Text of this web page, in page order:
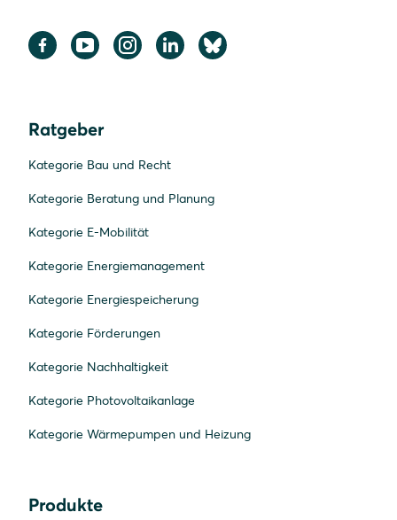
Ratgeber
Kategorie Bau und Recht
Kategorie Beratung und Planung
Kategorie E-Mobilität
Kategorie Energiemanagement
Kategorie Energiespeicherung
Kategorie Förderungen
Kategorie Nachhaltigkeit
Kategorie Photovoltaikanlage
Kategorie Wärmepumpen und Heizung
Produkte